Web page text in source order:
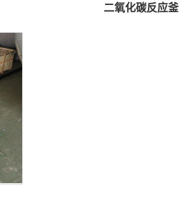
二氧化碳反应釜